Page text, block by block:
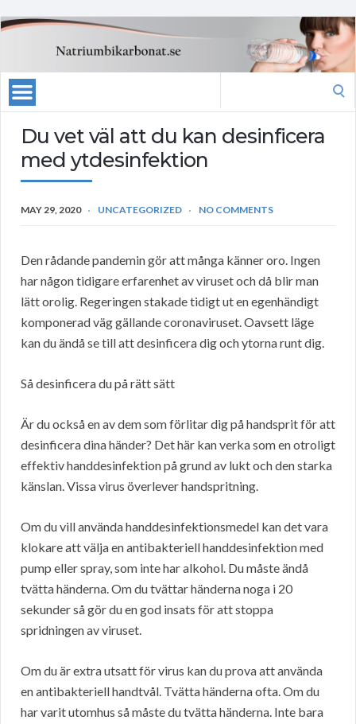
Du vet väl att du kan desinficera
med ytdesinfektion
MAY 29, 2020 UNCATEGORIZED NO COMMENTS
Den rådande pandemin gör att många känner oro. Ingen
har någon tidigare erfarenhet av viruset och då blir man
lätt orolig. Regeringen stakade tidigt ut en egenhändigt
komponerad väg gällande coronaviruset. Oavsett läge
kan du ändå se till att desinficera dig och ytorna runt dig.
Så desinficera du på rätt sätt
Är du också en av dem som förlitar dig på handsprit för att
desinficera dina händer? Det här kan verka som en otroligt
effektiv handdesinfektion på grund av lukt och den starka
känslan. Vissa virus överlever handspritning.
Om du vill använda handdesinfektionsmedel kan det vara
klokare att välja en antibakteriell handdesinfektion med
pump eller spray, som inte har alkohol. Du måste ändå
tvätta händerna. Om du tvättar händerna noga i 20
sekunder så gör du en god insats för att stoppa
spridningen av viruset.
Om du är extra utsatt för virus kan du prova att använda
en antibakteriell handtvål. Tvätta händerna ofta. Om du
har varit utomhus så måste du tvätta händerna. Inte bara